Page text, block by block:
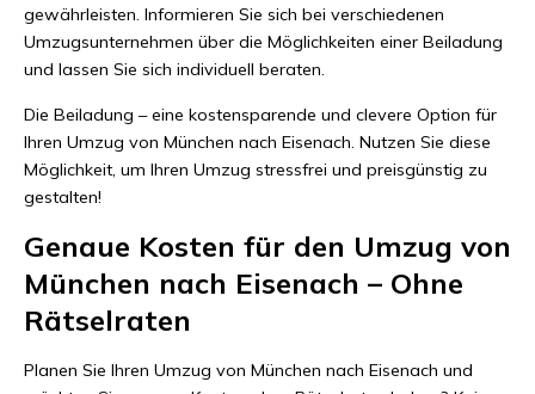
gewährleisten. Informieren Sie sich bei verschiedenen
Umzugsunternehmen über die Möglichkeiten einer Beiladung
und lassen Sie sich individuell beraten.
Die Beiladung – eine kostensparende und clevere Option für
Ihren Umzug von München nach Eisenach. Nutzen Sie diese
Möglichkeit, um Ihren Umzug stressfrei und preisgünstig zu
gestalten!
Genaue Kosten für den Umzug von
München nach Eisenach – Ohne
Rätselraten
Planen Sie Ihren Umzug von München nach Eisenach und